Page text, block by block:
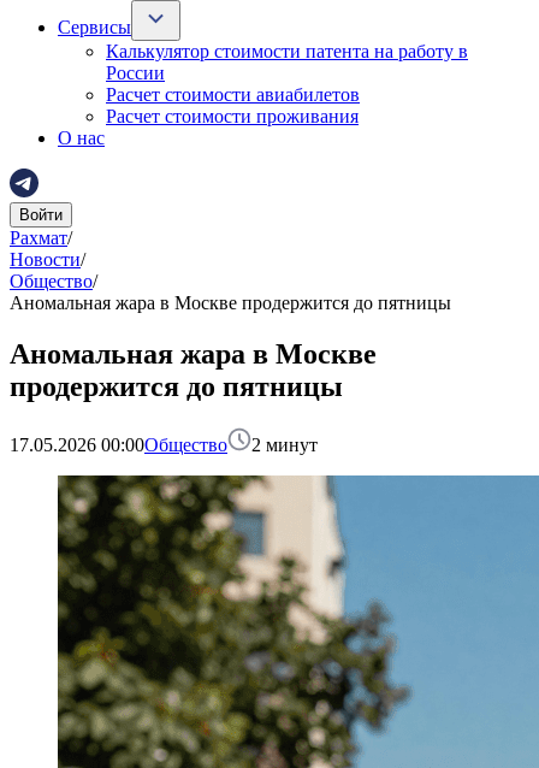
Сервисы
Калькулятор стоимости патента на работу в
России
Расчет стоимости авиабилетов
Расчет стоимости проживания
О нас
Войти
Рахмат/
Новости/
Общество/
Аномальная жара в Москве продержится до пятницы
Аномальная жара в Москве
продержится до пятницы
17.05.2026 00:00Общество 2 минут